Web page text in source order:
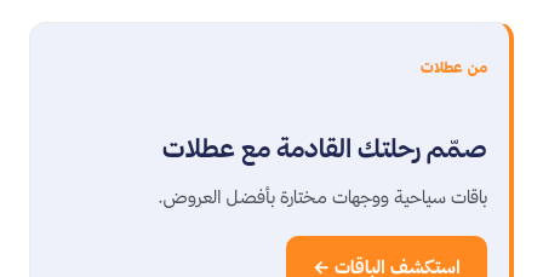
من عطلات
صمّم رحلتك القادمة مع عطلات
باقات سياحية ووجهات مختارة بأفضل العروض.
استكشف الباقات ←